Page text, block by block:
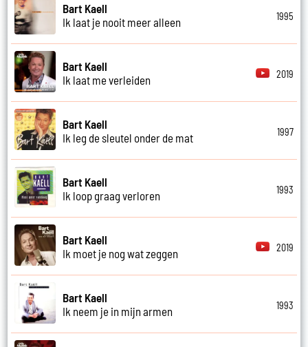
Bart Kaell
Ik laat je nooit meer alleen
1995
Bart Kaell
Ik laat me verleiden
2019
Bart Kaell
Ik leg de sleutel onder de mat
1997
Bart Kaell
Ik loop graag verloren
1993
Bart Kaell
Ik moet je nog wat zeggen
2019
Bart Kaell
Ik neem je in mijn armen
1993